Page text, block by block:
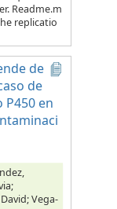
Readme.m
replicatio
de
de
en
Vega-